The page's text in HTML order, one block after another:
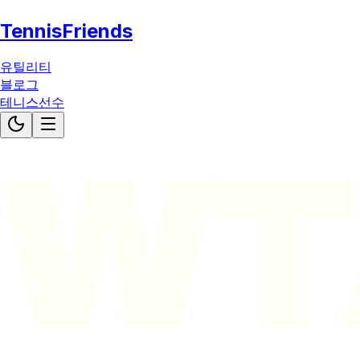
TennisFriends
유틸리티
블로그
테니스선수